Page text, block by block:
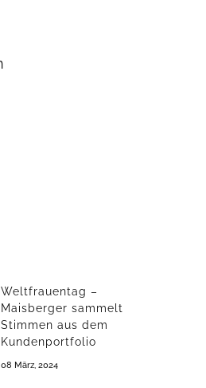
Weltfrauentag –
Maisberger sammelt
Stimmen aus dem
Kundenportfolio
08 März, 2024